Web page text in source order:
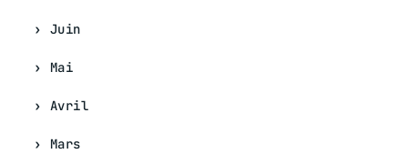
Juin
Mai
Avril
Mars